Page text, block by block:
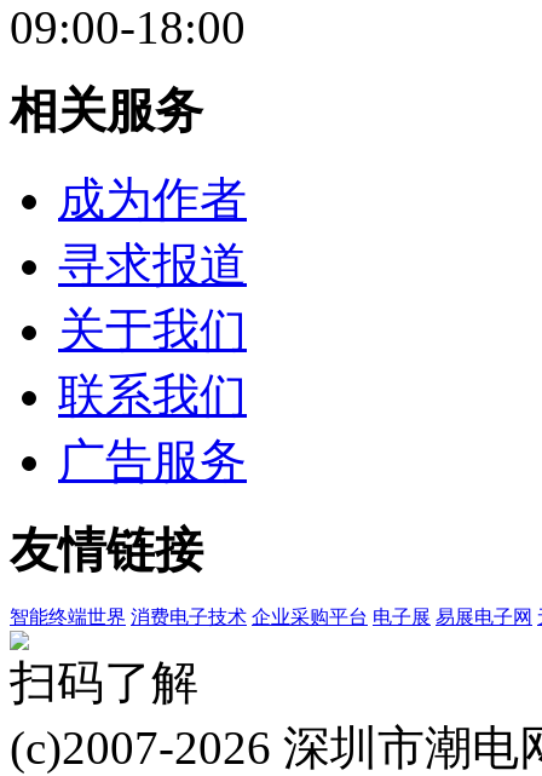
09:00-18:00
相关服务
成为作者
寻求报道
关于我们
联系我们
广告服务
友情链接
智能终端世界 消费电子技术 企业采购平台 电子展 易展电子网
扫码了解
(c)2007-2026 深圳市潮